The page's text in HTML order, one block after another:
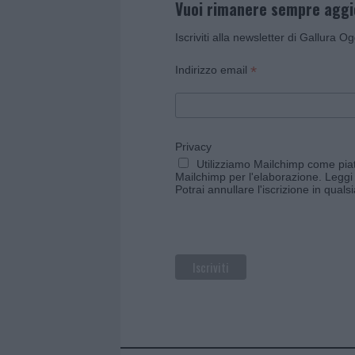
Vuoi rimanere sempre
Iscriviti alla newsletter di Gallura
Indirizzo email *
Privacy
Utilizziamo Mailchimp come
Mailchimp per l'elaborazione.
Potrai annullare l'iscrizione in